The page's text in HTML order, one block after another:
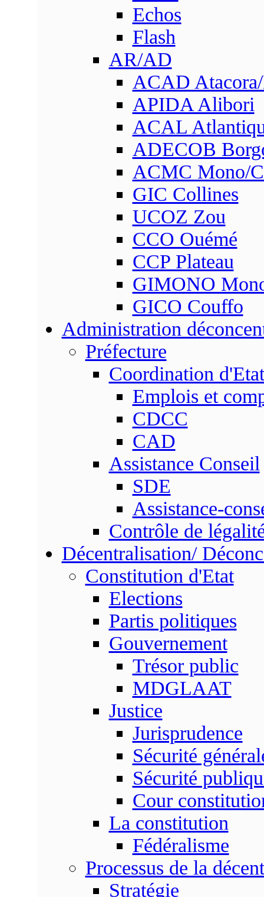
Echos
Flash
AR/AD
ACAD
APIDA Alibori
ACAL
ADECOB
ACMC Mono/
GIC Collines
UCOZ Zou
CCO Ouémé
CCP Plateau
GIMONO
GICO Couffo
Administration
Préfecture
Coordination d'Etat
Emplois et
CDCC
CAD
Assistance Conseil
SDE
Assistance-
Contrôle de
Décentralisation/
Constitution d'Etat
Elections
Partis politiques
Gouvernement
Trésor public
MDGLAAT
Justice
Jurisprudence
Sécurité
Sécurité
Cour
La constitution
Fédéralisme
Processus de la
Stratégie